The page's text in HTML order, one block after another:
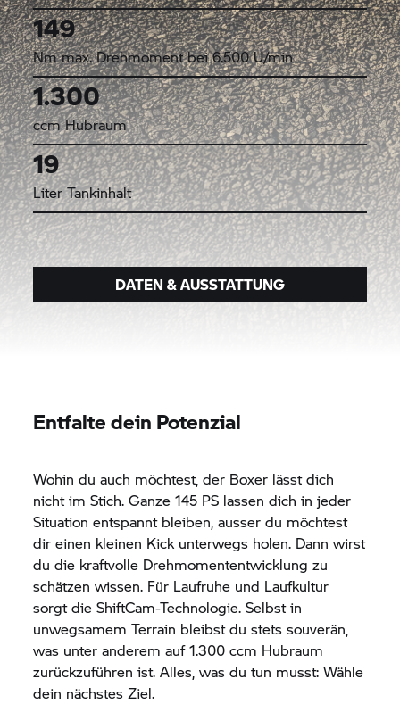
149
Nm max. Drehmoment bei 6.500 U/min
1.300
ccm Hubraum
19
Liter Tankinhalt
DATEN & AUSSTATTUNG
Entfalte dein Potenzial
Wohin du auch möchtest, der Boxer lässt dich
nicht im Stich. Ganze 145 PS lassen dich in jeder
Situation entspannt bleiben, ausser du möchtest
dir einen kleinen Kick unterwegs holen. Dann wirst
du die kraftvolle Drehmomententwicklung zu
schätzen wissen. Für Laufruhe und Laufkultur
sorgt die ShiftCam-Technologie. Selbst in
unwegsamem Terrain bleibst du stets souverän,
was unter anderem auf 1.300 ccm Hubraum
zurückzuführen ist. Alles, was du tun musst: Wähle
dein nächstes Ziel.